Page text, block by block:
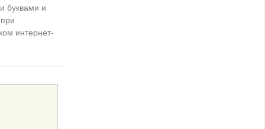
буквами и
интернет-